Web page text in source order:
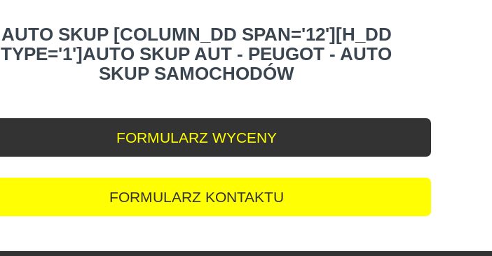
AUTO SKUP [COLUMN_DD SPAN='12'][H_DD
TYPE='1']AUTO SKUP AUT - PEUGOT - AUTO
SKUP SAMOCHODÓW
FORMULARZ WYCENY
FORMULARZ KONTAKTU